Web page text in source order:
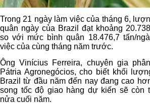
Trong 21 ngày làm việc của tháng 6,
quân ngày của Brazil đạt khoảng
so với mức bình quân 18.476,7 tấn/
việc của cùng tháng năm trước.
Ông Vinícius Ferreira, chuyên gia
Pátria Agronegócios, cho biết khối
Brazil từ đầu năm đến nay đang cao
song tốc độ giao hàng dự kiến sẽ còn
nửa cuối năm.